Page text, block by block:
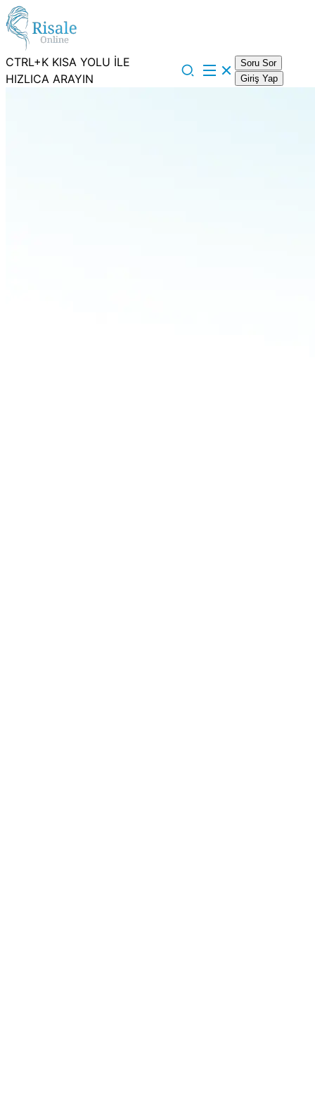
CTRL+K KISA YOLU İLE
HIZLICA ARAYIN
Soru Sor
Giriş Yap